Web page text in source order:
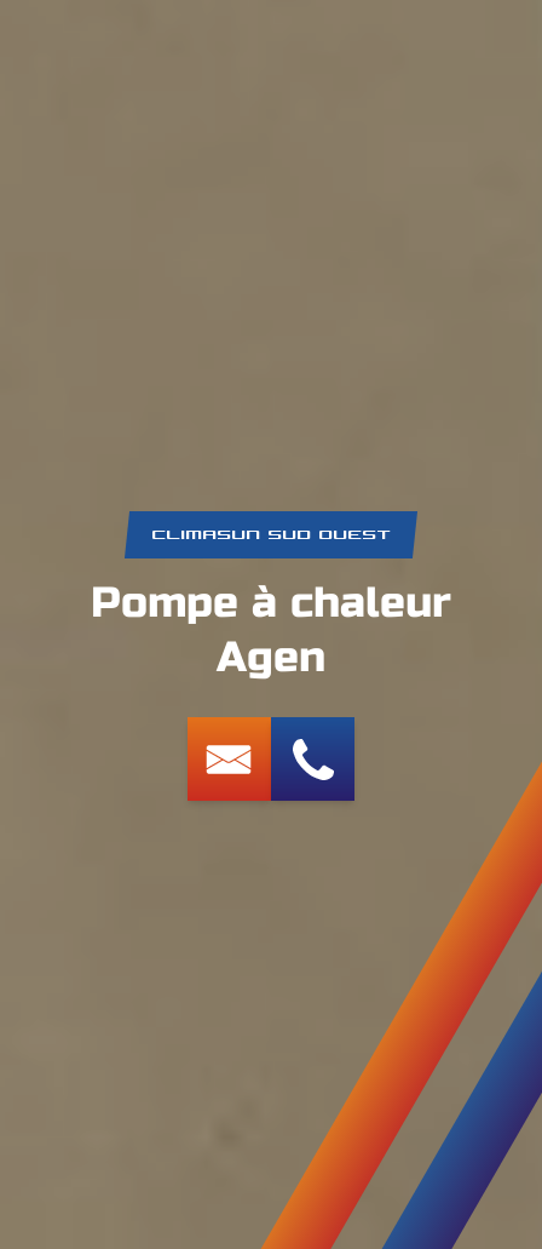
CLIMASUN SUD OUEST
Pompe à chaleur
Agen